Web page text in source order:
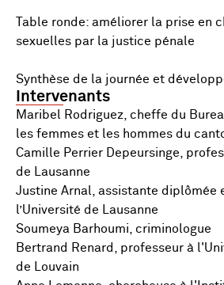
Table ronde: améliorer la prise en
sexuelles par la justice pénale
Synthèse de la journée et
Intervenants
Maribel Rodriguez, cheffe du
les femmes et les hommes du
Camille Perrier Depeursinge,
de Lausanne
Justine Arnal, assistante diplômée
l’Université de Lausanne
Soumeya Barhoumi, criminologue
Bertrand Renard, professeur à
de Louvain